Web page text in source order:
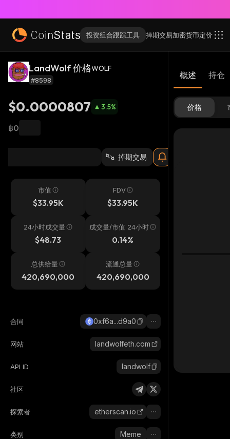
投资组合跟踪工具 掉期交易加密货币定价
LandWolf 价格WOLF
#8598
$0.0000807 3.5%
฿0
掉期交易
市值
$33.95K
FDV
$33.95K
24小时成交量
$48.73
成交量/市值 24小时
0.14%
总供给量
420,690,000
流通总量
420,690,000
合同 0xf6a...d9a0
网站 landwolfeth.com
API ID landwolf
社区
探索者 etherscan.io
类别 Meme
概述 持仓
价格